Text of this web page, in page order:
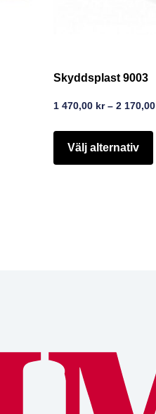
Skyddsplast 9003
1 470,00 kr – 2 170,00
Välj alternativ